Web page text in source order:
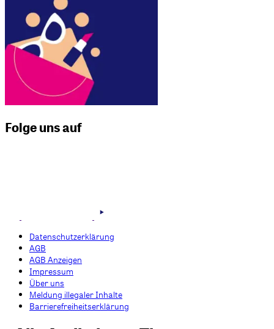
Folge uns auf
Datenschutzerklärung
AGB
AGB Anzeigen
Impressum
Über uns
Meldung illegaler Inhalte
Barrierefreiheitserklärung